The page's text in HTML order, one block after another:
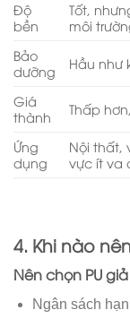
Độ
bền
Tốt,
môi
Bảo
dưỡng
Hầu như
Giá
thành
Thấp
Ứng
dụng
Nội thất,
vực ít va
4. Khi nào
Nên chọn PU
Ngân sách